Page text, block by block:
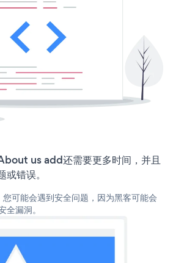
us add还需要更多时间，并且
错误。
可能会遇到安全问题，因为黑客可能会
漏洞。